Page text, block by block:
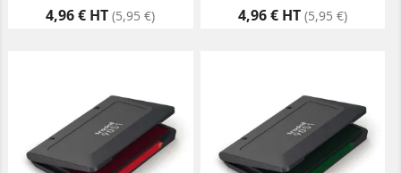
Prix
4,96 € HT (5,95 €) Prix
4,96 € HT (5,95 €)